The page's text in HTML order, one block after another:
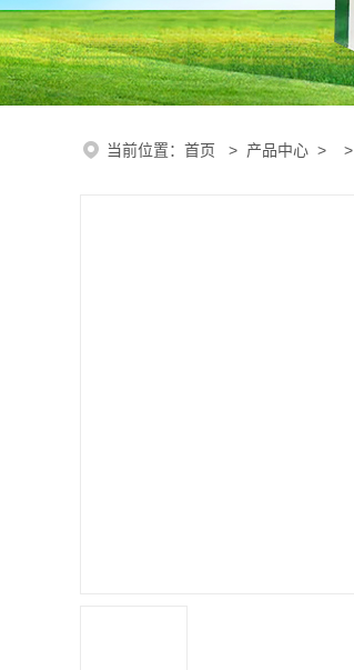
当前位置： 首页 > 产品中心 > >